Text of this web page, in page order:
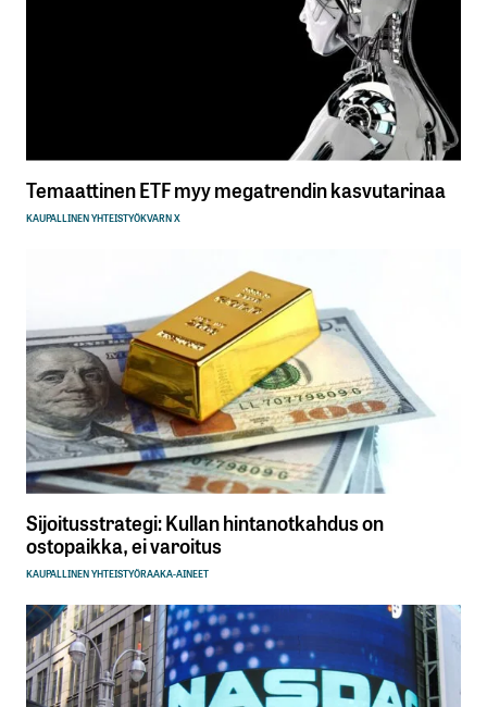
Temaattinen ETF myy megatrendin kasvutarinaa
KAUPALLINEN YHTEISTYÖKVARN X
Sijoitusstrategi: Kullan hintanotkahdus on
ostopaikka, ei varoitus
KAUPALLINEN YHTEISTYÖRAAKA-AINEET